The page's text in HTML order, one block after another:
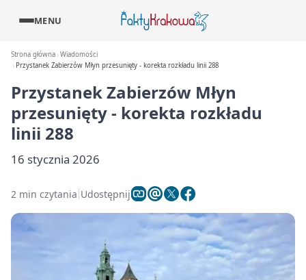
MENU
Strona główna Wiadomości
Przystanek Zabierzów Młyn przesunięty - korekta rozkładu linii 288
Przystanek Zabierzów Młyn
przesunięty - korekta rozkładu
linii 288
16 stycznia 2026
2 min czytania Udostępnij